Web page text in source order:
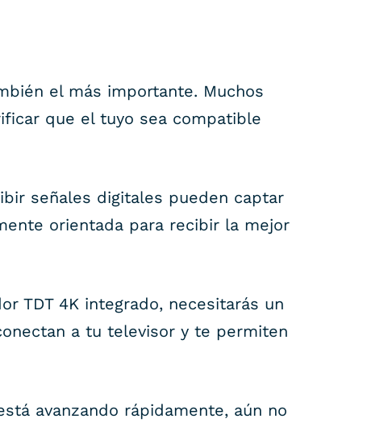
el más importante. Muchos
que el tuyo sea compatible
señales digitales pueden captar
orientada para recibir la mejor
TDT 4K integrado, necesitarás un
a tu televisor y te permiten
avanzando rápidamente, aún no